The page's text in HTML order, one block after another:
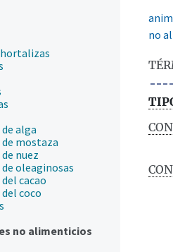
hortalizas
alga
mostaza
nuez
oleaginosas
cacao
coco
no alimenticios
no